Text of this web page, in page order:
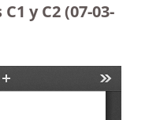
y C2 (07-03-